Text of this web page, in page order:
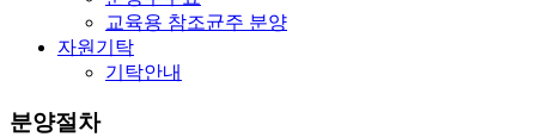
교육용 참조균주 분양
자원기탁
기탁안내
분양절차